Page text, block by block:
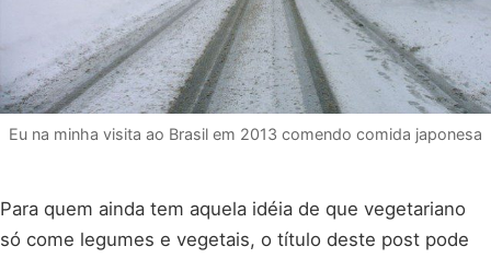
Eu na minha visita ao Brasil em 2013 comendo comida japonesa
Para quem ainda tem aquela idéia de que vegetariano
só come legumes e vegetais, o título deste post pode